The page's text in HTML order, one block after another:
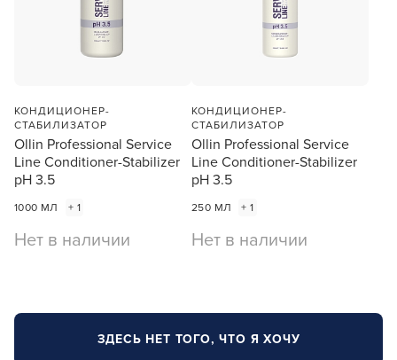
КОНДИЦИОНЕР-
СТАБИЛИЗАТОР
Ollin Professional Service
Line Сonditioner-Stabilizer
pH 3.5
1000 МЛ + 1
Нет в наличии
КОНДИЦИОНЕР-
СТАБИЛИЗАТОР
Ollin Professional Service
Line Сonditioner-Stabilizer
pH 3.5
250 МЛ + 1
Нет в наличии
ЗДЕСЬ НЕТ ТОГО, ЧТО Я ХОЧУ